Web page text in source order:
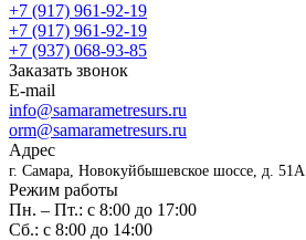
+7 (917) 961-92-19
+7 (917) 961-92-19
+7 (937) 068-93-85
Заказать звонок
E-mail
info@samarametresurs.ru
orm@samarametresurs.ru
Адрес
г. Самара, Новокуйбышевское шоссе, д. 51А
Режим работы
Пн. – Пт.: с 8:00 до 17:00
Cб.: с 8:00 до 14:00